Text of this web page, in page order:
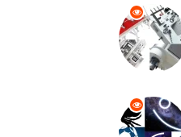
Evlilik
Astroloji
sağlıklı